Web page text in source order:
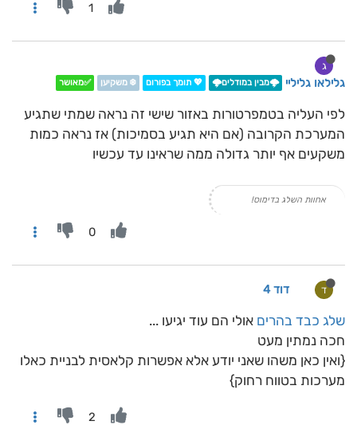
1
ג
גלילאו גליליי 🌩️מבין במודלים🌩️ 💖 תומך בפורום ❄️ משקיען ✅מאושר
לפי העליה בטמפרטורות באזור שישי זה נראה שמתי שתגיע
המערכת הקרובה (אם היא תגיע בסמיכות) אז נראה כמות
משקעים אף יותר גדולה ממה שראינו עד עכשיו
אחוות השלג בדימוס!
0
ד דוד 4
שלג כבד בהרים אולי הם עוד יגיעו ...
חכה נמתין מעט
{ואין כאן משהו שאני יודע אלא אפשרות קלאסית לבניית כאלו
מערכות בטווח רחוק}
2